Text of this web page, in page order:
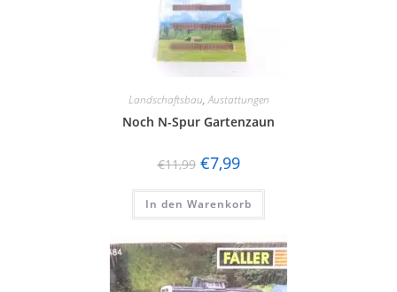
Landschaftsbau,Austattungen
Noch N-Spur Gartenzaun
€11,99 €7,99
In den Warenkorb